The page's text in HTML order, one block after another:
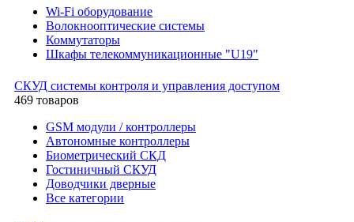
Wi-Fi оборудование
Волокнооптические системы
Коммутаторы
Шкафы телекоммуникационные "U19"
СКУД системы контроля и управления доступом
469 товаров
GSM модули / контроллеры
Автономные контроллеры
Биометрический СКД
Гостиничный СКУД
Доводчики дверные
Все категории